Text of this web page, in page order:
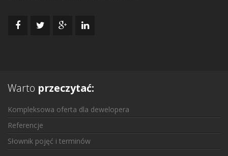
Warto przeczytać:
Kompleksowa oferta dla dewelopera
Referencje
Słownik pojęć i terminów